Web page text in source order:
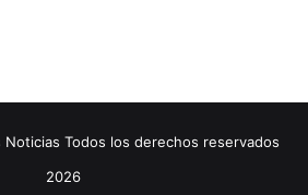
Todos los derechos reservados
2026